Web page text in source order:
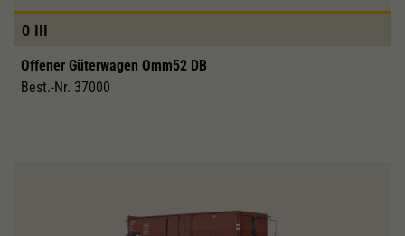
0 III
Offener Güterwagen Omm52 DB
Best.-Nr. 37000